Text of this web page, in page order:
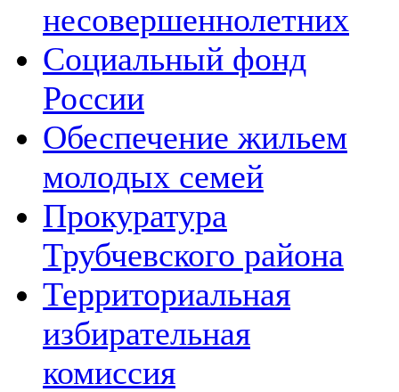
несовершеннолетних
Социальный фонд
России
Обеспечение жильем
молодых семей
Прокуратура
Трубчевского района
Территориальная
избирательная
комиссия